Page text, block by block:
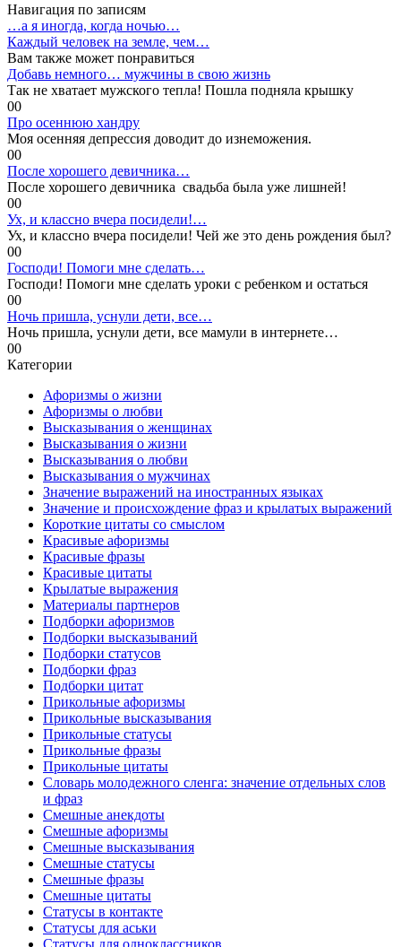
Навигация по записям
…а я иногда, когда ночью…
Каждый человек на земле, чем…
Вам также может понравиться
Добавь немного… мужчины в свою жизнь
Так не хватает мужского тепла! Пошла подняла крышку
00
Про осеннюю хандру
Моя осенняя депрессия доводит до изнеможения.
00
После хорошего девичника…
После хорошего девичника свадьба была уже лишней!
00
Ух, и классно вчера посидели!…
Ух, и классно вчера посидели! Чей же это день рождения был?
00
Господи! Помоги мне сделать…
Господи! Помоги мне сделать уроки с ребенком и остаться
00
Ночь пришла, уснули дети, все…
Ночь пришла, уснули дети, все мамули в интернете…
00
Категории
Афоризмы о жизни
Афоризмы о любви
Высказывания о женщинах
Высказывания о жизни
Высказывания о любви
Высказывания о мужчинах
Значение выражений на иностранных языках
Значение и происхождение фраз и крылатых выражений
Короткие цитаты со смыслом
Красивые афоризмы
Красивые фразы
Красивые цитаты
Крылатые выражения
Материалы партнеров
Подборки афоризмов
Подборки высказываний
Подборки статусов
Подборки фраз
Подборки цитат
Прикольные афоризмы
Прикольные высказывания
Прикольные статусы
Прикольные фразы
Прикольные цитаты
Словарь молодежного сленга: значение отдельных слов
и фраз
Смешные анекдоты
Смешные афоризмы
Смешные высказывания
Смешные статусы
Смешные фразы
Смешные цитаты
Статусы в контакте
Статусы для аськи
Статусы для одноклассников